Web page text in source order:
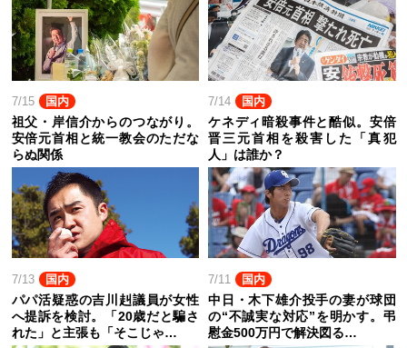
7/15 国内
祖父・岸信介からのつながり。
安倍元首相と統一教会のただな
らぬ関係
7/14 国内
ケネディ暗殺事件と酷似。安倍
晋三元首相を殺害した「真犯
人」は誰か？
7/13 国内
パパ活疑惑の吉川赳議員が女性
へ提訴を検討。「20歳だと騙さ
れた」と主張も「そこじゃ…
7/11 国内
中日・木下雄介投手の妻が球団
の“不誠実な対応”を明かす。弔
慰金500万円で解決図る…